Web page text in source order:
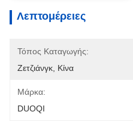
Λεπτομέρειες
Τόπος Καταγωγής:
Ζετζιάνγκ, Κίνα
Μάρκα:
DUOQI